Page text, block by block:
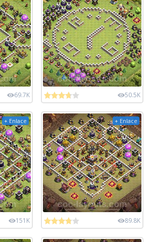
69.7K 50.5K
+ Enlace
151K
+ Enlace
89.8K